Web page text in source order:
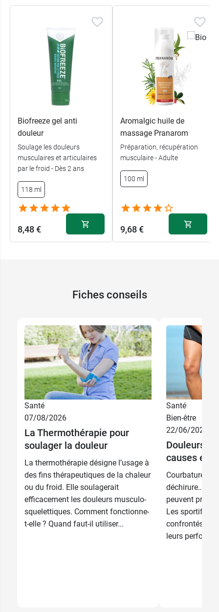
Biofreeze gel anti
douleur
Soulage les douleurs
musculaires et articulaires
par le froid - Dès 2 ans
118 ml
8,48 €
Aromalgic huile de
massage Pranarom
Préparation, récupération
musculaire - Adulte
100 ml
9,68 €
Fiches conseils
Santé
07/08/2026
La Thermothérapie pour
soulager la douleur
La thermothérapie désigne l’usage à
des fins thérapeutiques de la chaleur
ou du froid. Elle soulagerait
efficacement les douleurs musculo-
squelettiques. Comment fonctionne-
t-elle ? Quand faut-il utiliser...
Santé
Bien-être
22/06/2026
Douleurs
causes et
Courbatures,
déchirure…
peuvent
Les sportifs y
confrontés, au
leurs